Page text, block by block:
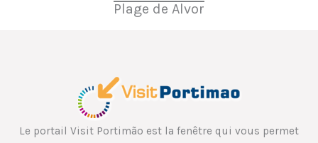
Plage de Alvor
Le portail Visit Portimão est la fenêtre qui vous permet